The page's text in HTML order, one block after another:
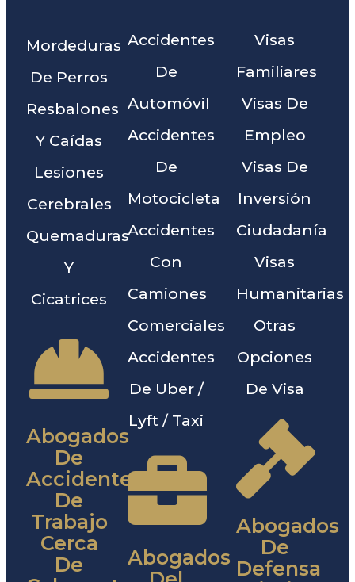
Mordeduras
De Perros
Resbalones
Y Caídas
Lesiones
Cerebrales
Quemaduras
Y
Cicatrices
Abogados
De
Accidentes
De
Trabajo
Cerca
De
Accidentes
De
Automóvil
Accidentes
De
Motocicleta
Accidentes
Con
Camiones
Comerciales
Accidentes
De Uber /
Lyft / Taxi
Abogados
Visas
Familiares
Visas De
Empleo
Visas De
Inversión
Ciudadanía
Visas
Humanitarias
Otras
Opciones
De Visa
Abogados
De
Defensa